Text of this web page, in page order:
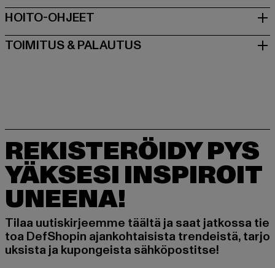
HOITO-OHJEET
TOIMITUS & PALAUTUS
REKISTERÖIDY PYS
YÄKSESI INSPIROIT
UNEENA!
Tilaa uutiskirjeemme täältä ja saat jatkossa tie
toa DefShopin ajankohtaisista trendeistä, tarjo
uksista ja kupongeista sähköpostitse!